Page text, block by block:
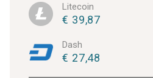
Litecoin
€ 39,87
Dash
€ 27,48